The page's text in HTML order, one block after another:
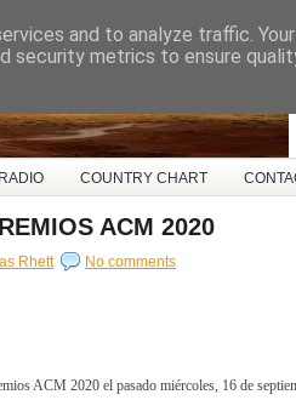
COUNTRY CHART
ACM 2020
Rhett No comments
ACM 2020 el pasado miércoles, 16 de
and to analyze traffic.
security metrics to ensure